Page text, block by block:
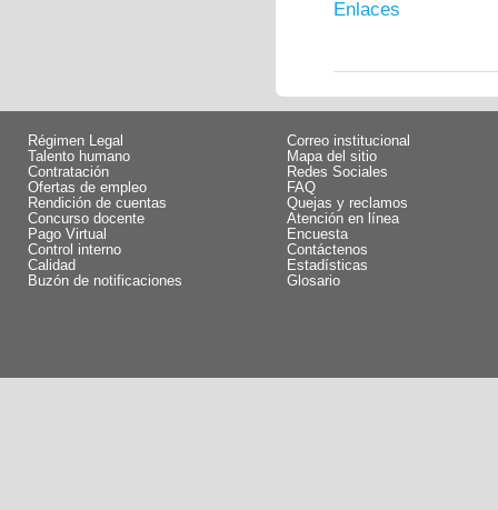
Enlaces
Régimen Legal
Talento humano
Contratación
Ofertas de empleo
Rendición de cuentas
Concurso docente
Pago Virtual
Control interno
Calidad
Buzón de notificaciones
Correo institucional
Mapa del sitio
Redes Sociales
FAQ
Quejas y reclamos
Atención en línea
Encuesta
Contáctenos
Estadísticas
Glosario